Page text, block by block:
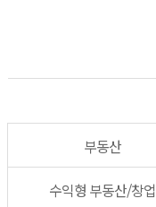
부동산
수익형 부동산/창업